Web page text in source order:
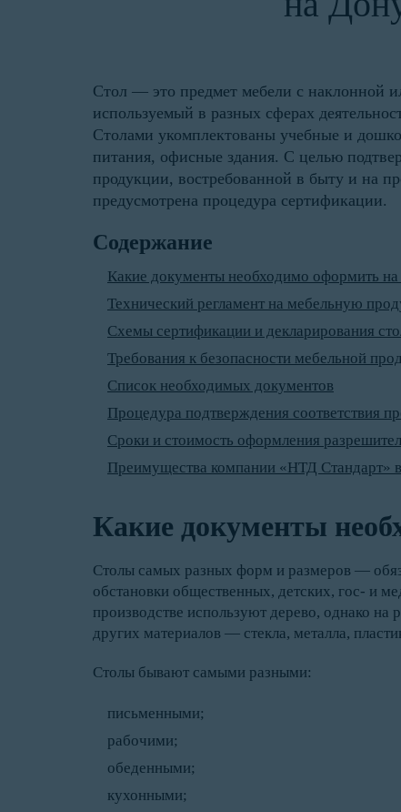
Стол — это предмет мебели с наклонной
используемый в разных сферах
Столами укомплектованы учебные и
питания, офисные здания. С целью
продукции, востребованной в быту и на
предусмотрена процедура сертификации.
Содержание
Какие документы необходимо оформить на
Технический регламент на мебельную
Схемы сертификации и декларирования
Требования к безопасности мебельной
Список необходимых документов
Процедура подтверждения соответствия
Сроки и стоимость оформления
Преимущества компании «НТД Стандарт»
Какие документы
Столы самых разных форм и размеров —
обстановки общественных, детских, гос- и
производстве используют дерево, однако
других материалов — стекла, металла,
Столы бывают самыми разными:
письменными;
рабочими;
обеденными;
кухонными;